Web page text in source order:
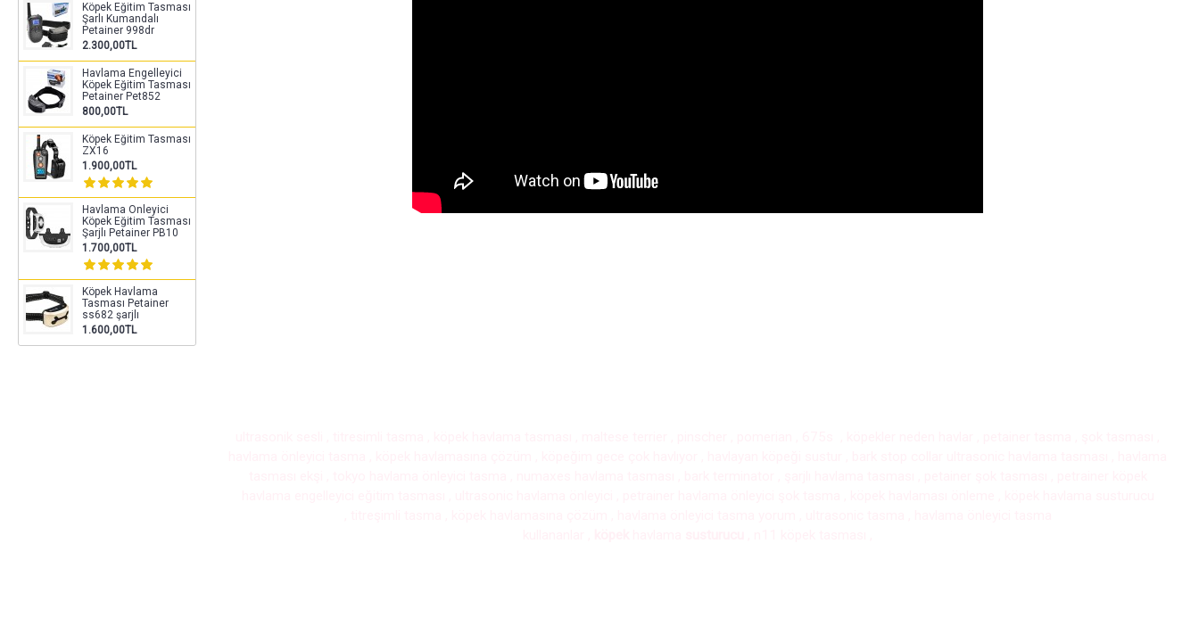
Köpek Eğitim Tasması
Şarlı Kumandalı
Petainer 998dr
2.300,00TL
Havlama Engelleyici
Köpek Eğitim Tasması
Petainer Pet852
800,00TL
Köpek Eğitim Tasması
ZX16
1.900,00TL
Havlama Önleyici
Köpek Eğitim Tasması
Şarjlı Petainer PB10
1.700,00TL
Köpek Havlama
Tasması Petainer
ss682 şarjlı
1.600,00TL